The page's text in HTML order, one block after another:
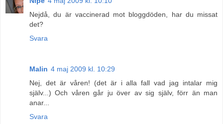
Nejdå, du är vaccinerad mot bloggdöden, har du missat
det?
Svara
Malin 4 maj 2009 kl. 10:29
Nej, det är våren! (det är i alla fall vad jag intalar mig
själv...) Och våren går ju över av sig själv, förr än man
anar...
Svara